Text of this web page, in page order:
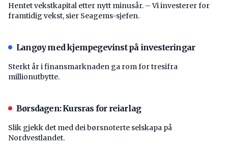
Hentet vekstkapital etter nytt minusår. – Vi investerer for
framtidig vekst, sier Seagems-sjefen.
Langøy med kjempegevinst på investeringar
Sterkt år i finansmarknaden ga rom for tresifra
millionutbytte.
Børsdagen: Kursras for reiarlag
Slik gjekk det med dei børsnoterte selskapa på
Nordvestlandet.